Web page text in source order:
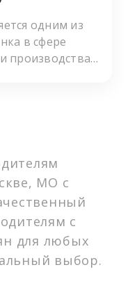
одним из
в сфере
производства
высокое
МО с
с
для любых
выбор.